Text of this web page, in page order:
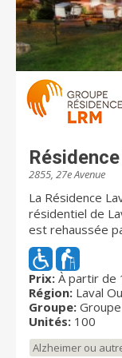
2855, 27e Avenue
La Résidence
résidentiel de
est rehaussée
de verdure
vous offrons
les gens en
unité de soins
de soins
personnes
l’Alzheimer. À
Prix: À partir de
Région: Laval
Groupe:
Unités: 100
Alzheimer ou